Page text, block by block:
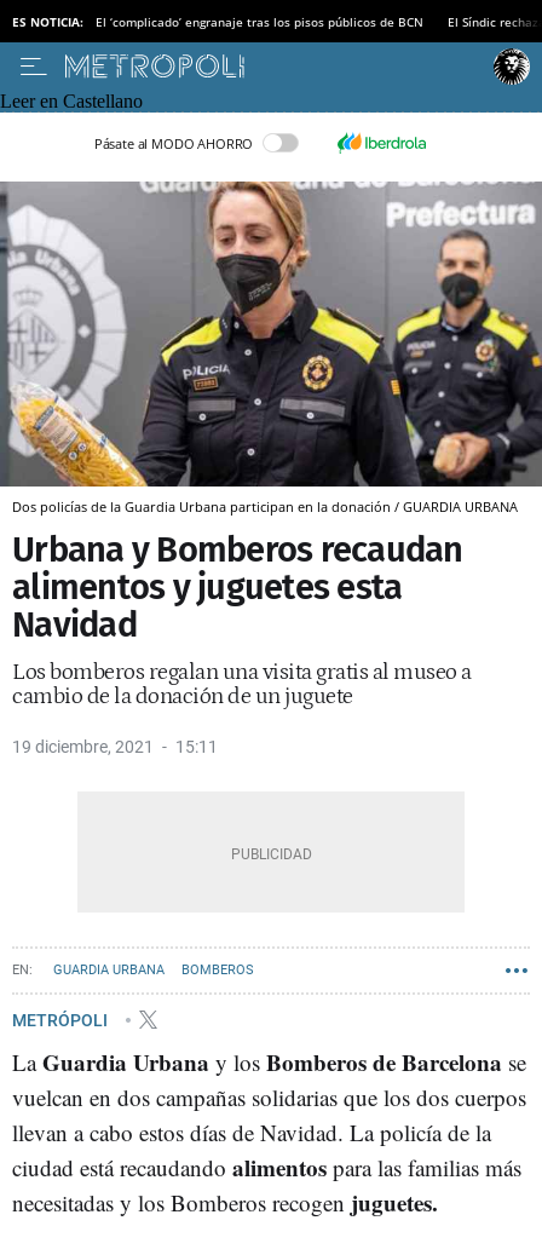
ES NOTICIA: El ‘complicado’ engranaje tras los pisos públicos de BCN El Síndic
Leer en Castellano
Pásate al MODO AHORRO
Dos policías de la Guardia Urbana participan en la donación / GUARDIA URBANA
Urbana y Bomberos recaudan
alimentos y juguetes esta
Navidad
Los bomberos regalan una visita gratis al museo a
cambio de la donación de un juguete
19 diciembre, 2021 15:11
GUARDIA URBANA BOMBEROS
METRÓPOLI
LaGuardia Urbana y los Bomberos de Barcelona se
vuelcan en dos campañas solidarias que los dos cuerpos
llevan a cabo estos días de Navidad. La policía de la
ciudad está recaudando alimentos para las familias más
necesitadas y los Bomberos recogen juguetes.